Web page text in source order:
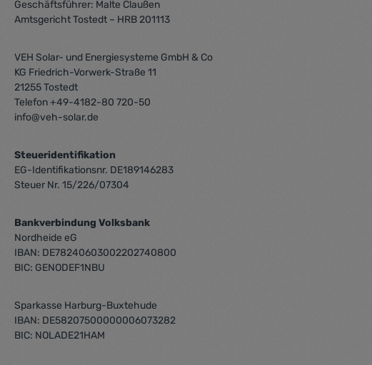
Geschäftsführer: Malte Claußen
Amtsgericht Tostedt – HRB 201113
VEH Solar- und Energiesysteme GmbH & Co
KG Friedrich-Vorwerk-Straße 11
21255 Tostedt
Telefon +49-4182-80 720-50
info@veh-solar.de
Steueridentifikation
EG-Identifikationsnr. DE189146283
Steuer Nr. 15/226/07304
Bankverbindung Volksbank
Nordheide eG
IBAN: DE78240603002202740800
BIC: GENODEF1NBU
Sparkasse Harburg-Buxtehude
IBAN: DE58207500000006073282
BIC: NOLADE21HAM